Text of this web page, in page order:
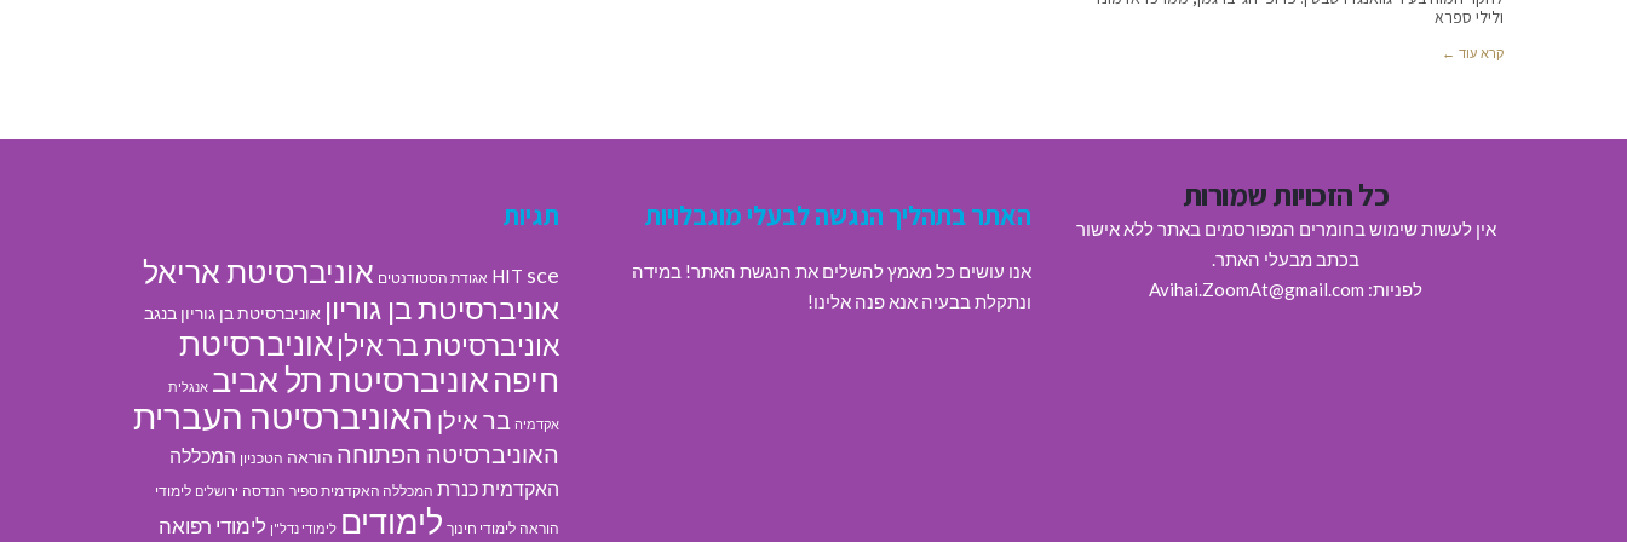
ולילי ספרא
קרא עוד ←
כל הזכויות שמורות
אין לעשות שימוש בחומרים המפורסמים באתר ללא אישור
בכתב מבעלי האתר.
לפניות: Avihai.ZoomAt@gmail.com
האתר בתהליך הנגשה לבעלי מוגבלויות
אנו עושים כל מאמץ להשלים את הנגשת האתר! במידה
ונתקלת בבעיה אנא פנה אלינו!
תגיות
HIT sce אגודת הסטודנטים אוניברסיטת אריאל
אוניברסיטת בן גוריון אוניברסיטת בן גוריון בנגב
אוניברסיטת בר אילן אוניברסיטת
חיפהאוניברסיטת תל אביב אנגלית
אקדמיה בר אילן האוניברסיטה העברית
האוניברסיטה הפתוחה הוראה הטכניון המכללה
האקדמית כנרת המכללה האקדמית ספיר הנדסה ירושלים לימודי
הוראה לימודי חינוך לימודים לימודי נדל"ן לימודי רפואה